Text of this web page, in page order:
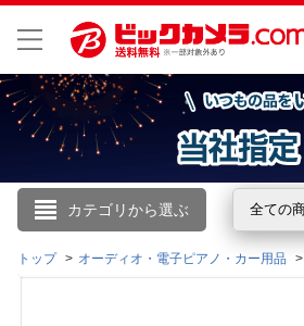
カテゴリから選ぶ 全ての
こんにちは
ログイン
トップ オーディオ・電子ピアノ・カー用品